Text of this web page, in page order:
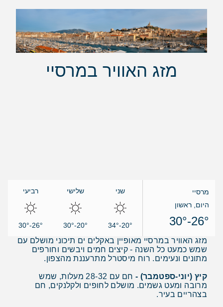
מזג האוויר במרסיי
מרסיי
היום, ראשון
26°-30°
שני
20°-34°
שלישי
20°-30°
רביעי
26°-30°
מזג האוויר במרסיי מאופיין באקלים ים תיכוני מושלם עם
שמש כמעט כל השנה - קיצים חמים ויבשים וחורפים
מתונים ונעימים. רוח מיסטרל מתרעננת מהצפון.
קיץ (יוני-ספטמבר) -
חם עם 28-32 מעלות, שמש
מרובה ומעט גשמים. מושלם לחופים ולקלנקים, חם
בצהריים בעיר.